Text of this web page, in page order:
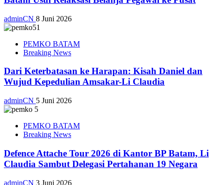
adminCN 8 Juni 2026
PEMKO BATAM
Breaking News
Dari Keterbatasan ke Harapan: Kisah Daniel dan
Wujud Kepedulian Amsakar-Li Claudia
adminCN 5 Juni 2026
PEMKO BATAM
Breaking News
Defence Attache Tour 2026 di Kantor BP Batam, Li
Claudia Sambut Delegasi Pertahanan 19 Negara
adminCN 3 Juni 2026